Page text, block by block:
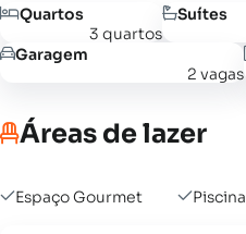
Quartos
3 quartos
Suítes
Garagem
2 vagas
Áreas de lazer
Espaço Gourmet Piscina